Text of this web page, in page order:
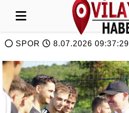
SPOR 8.07.2026 09:37:29